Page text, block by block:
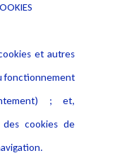
et autres
fonctionnement
; et,
cookies de